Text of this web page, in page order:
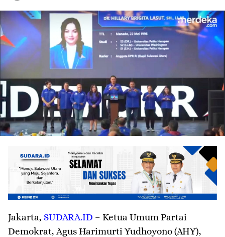
Jakarta, SUDARA.ID – Ketua Umum Partai
Demokrat, Agus Harimurti Yudhoyono (AHY),